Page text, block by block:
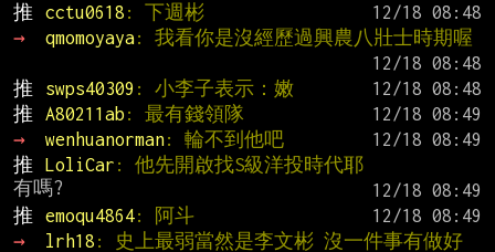
推
cctu0618 : 下週彬
→
qmomoyaya: 我看你是沒經歷過興農八壯士時期喔
推
swps40309 : 小李子表示：嫩
推
A80211ab : 最有錢領隊
→
wenhuanorman: 輪不到他吧
推
LoliCar : 他先開啟找S級洋投時代耶
推
emoqu4864: 阿斗
→
lrh18 : 史上最弱當然是李文彬 沒一件事有做好